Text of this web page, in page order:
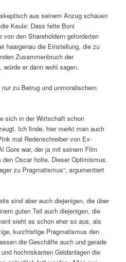
aus seinem Anzug schauen
Keule: Dass fette Boni
den Shareholdern geforderten
haargenau die Einstellung, die zu
Zusammenbruch der
würde er dann wohl sagen.
zu Betrug und unmoralischem
sich in der Wirtschaft schon
Ich finde, hier merkt man auch
mal Redenschreiber von Ex-
Gore war, der ja mit seinem Film
Oscar holte. Dieser Optimismus.
zu Pragmatismus“, argumentiert
sind aber auch diejenigen, die über
guten Teil auch diejenigen, die
sieht es schon eher so aus, als
kurzfristige Pragmatismus den
die Geschäfte auch und gerade
hochriskanten Geldanlagen die